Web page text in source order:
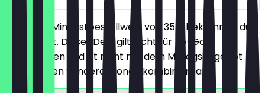
Ab einem Mindestbestellwert von 35€ bekommst du
10€ Rabatt. Dieser Deal gilt nicht für To-Go
Bestellungen und ist nicht mit dem Mittagsangebot
und anderen Sonderaktionen kombinierbar.